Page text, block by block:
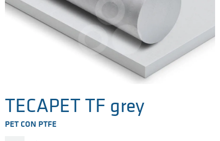
TECAPET TF grey
PET CON PTFE